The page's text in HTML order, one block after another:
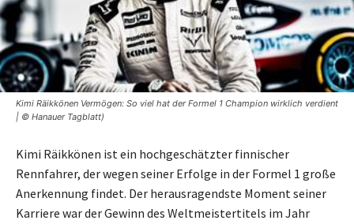
Kimi Räikkönen Vermögen: So viel hat der Formel 1 Champion wirklich verdient
| © Hanauer Tagblatt)
Kimi Räikkönen ist ein hochgeschätzter finnischer
Rennfahrer, der wegen seiner Erfolge in der Formel 1 große
Anerkennung findet. Der herausragendste Moment seiner
Karriere war der Gewinn des Weltmeistertitels im Jahr